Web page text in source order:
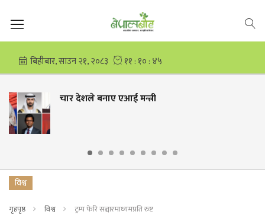
चार देशले बनाए एआई मन्त्री
विश्व
गृहपृष्ठ विश्व ट्रम्प फेरि सञ्चारमाध्यमप्रति रुष्ट